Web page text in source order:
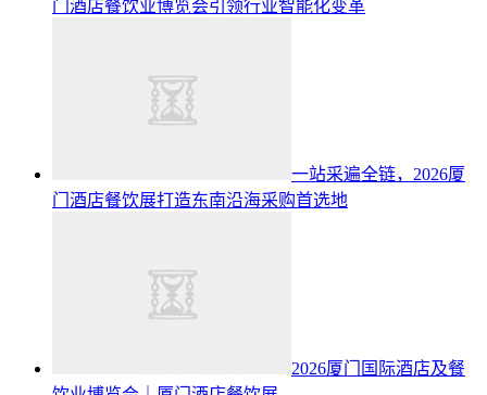
门酒店餐饮业博览会引领行业智能化变革
一站采遍全链，2026厦
门酒店餐饮展打造东南沿海采购首选地
2026厦门国际酒店及餐